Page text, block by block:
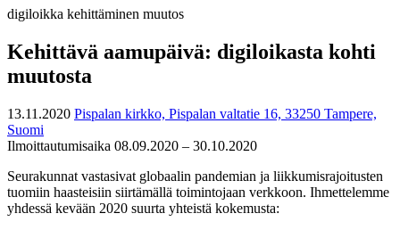
digiloikka kehittäminen muutos
Kehittävä aamupäivä: digiloikasta kohti
muutosta
13.11.2020 Pispalan kirkko, Pispalan valtatie 16, 33250 Tampere,
Suomi
Ilmoittautumisaika 08.09.2020 – 30.10.2020
Seurakunnat vastasivat globaalin pandemian ja liikkumisrajoitusten
tuomiin haasteisiin siirtämällä toimintojaan verkkoon. Ihmettelemme
yhdessä kevään 2020 suurta yhteistä kokemusta: